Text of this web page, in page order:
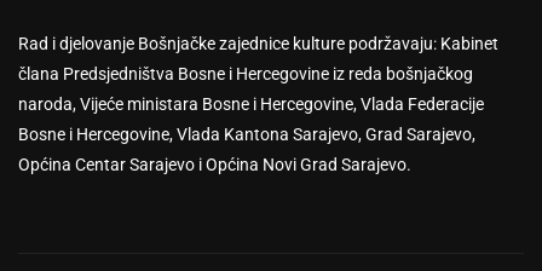
Rad i djelovanje Bošnjačke zajednice kulture podržavaju: Kabinet
člana Predsjedništva Bosne i Hercegovine iz reda bošnjačkog
naroda, Vijeće ministara Bosne i Hercegovine, Vlada Federacije
Bosne i Hercegovine, Vlada Kantona Sarajevo, Grad Sarajevo,
Općina Centar Sarajevo i Općina Novi Grad Sarajevo.